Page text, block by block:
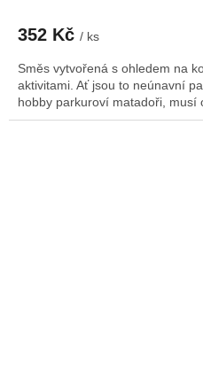
352 Kč / ks
Směs vytvořená s ohledem na
aktivitami. Ať jsou to neúnavní
hobby parkuroví matadoři, musí